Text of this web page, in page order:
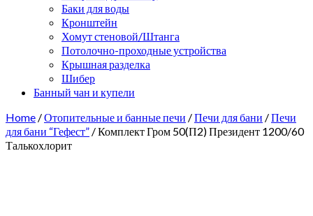
Баки для воды
Кронштейн
Хомут стеновой/Штанга
Потолочно-проходные устройства
Крышная разделка
Шибер
Банный чан и купели
Home /Отопительные и банные печи /Печи для бани /Печи
для бани “Гефест” / Комплект Гром 50(П2) Президент 1200/60
Талькохлорит